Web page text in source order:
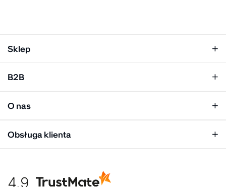
Sklep
Klapki męskie
Mężczyzna
B2B
Panel hurtowy
O nas
Biuro prasowe
Obsługa klienta
Warunki dostawy
4.9